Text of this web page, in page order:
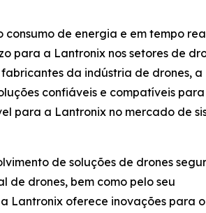
de energia e em tempo
para a Lantronix nos setores de
da indústria de drones, a
confiáveis e compatíveis
para a Lantronix no mercado de
de soluções de drones
de drones, bem como pelo seu
Lantronix oferece inovações para